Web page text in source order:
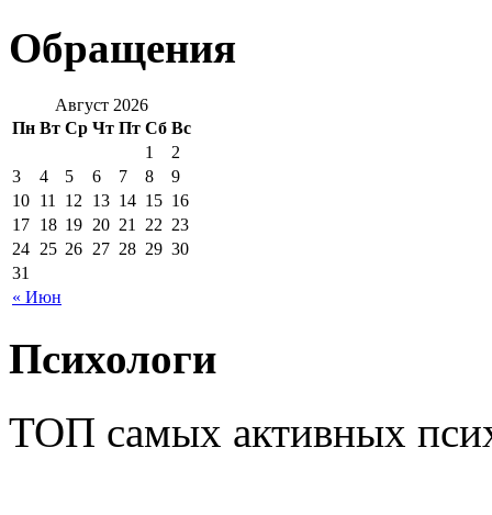
Обращения
Август 2026
Пн Вт Ср Чт Пт Сб Вс
« Июн
1
2
3
4 5 6 7 8
9
10 11 12 13 14 15 16
17 18 19 20 21 22 23
24 25 26 27 28 29 30
31
Психологи
ТОП самых активных